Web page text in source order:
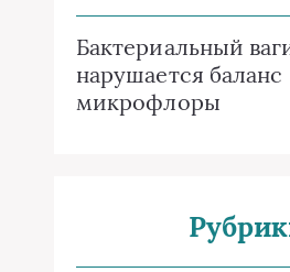
Бактериальный
нарушается баланс
микрофлоры